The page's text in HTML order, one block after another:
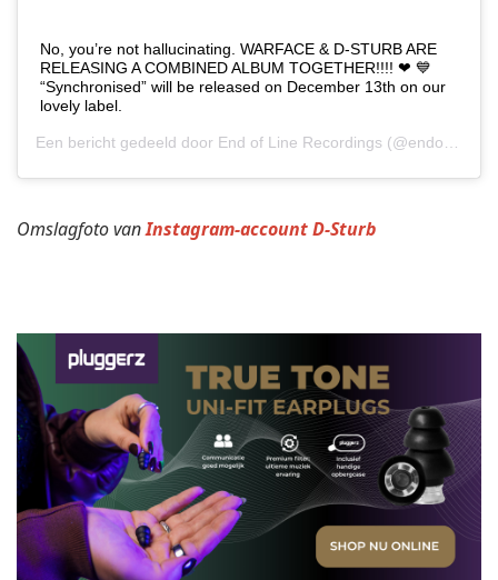
No, you’re not hallucinating. WARFACE & D-STURB ARE
RELEASING A COMBINED ALBUM TOGETHER!!!! ❤ 💙
“Synchronised” will be released on December 13th on our
lovely label.
Een bericht gedeeld door End of Line Recordings (@endofline_recordings) op
Omslagfoto vanInstagram-account D-Sturb